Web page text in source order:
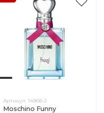
Артикул: 14968-2
Moschino Funny